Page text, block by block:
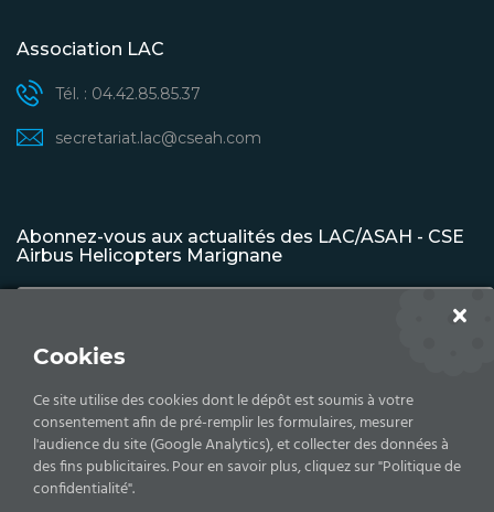
Association LAC
Tél. : 04.42.85.85.37
secretariat.lac@cseah.com
Abonnez-vous aux actualités des LAC/ASAH - CSE
Airbus Helicopters Marignane
Copyrights © 2026 Comité d'établissement - Airbus
Cookies
Ce site utilise des cookies dont le dépôt est soumis à votre
consentement afin de pré-remplir les formulaires, mesurer
l'audience du site (Google Analytics), et collecter des données à
des fins publicitaires. Pour en savoir plus, cliquez sur "Politique de
confidentialité".